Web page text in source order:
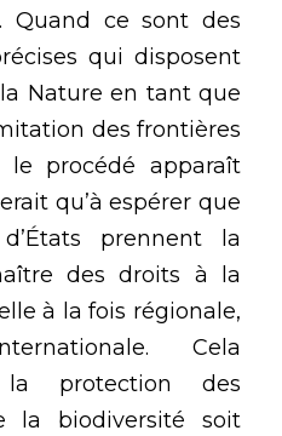
Quand ce sont des
qui disposent
Nature en tant que
des frontières
le procédé apparaît
qu’à espérer que
prennent la
des droits à la
à la fois régionale,
Cela
protection des
la biodiversité soit